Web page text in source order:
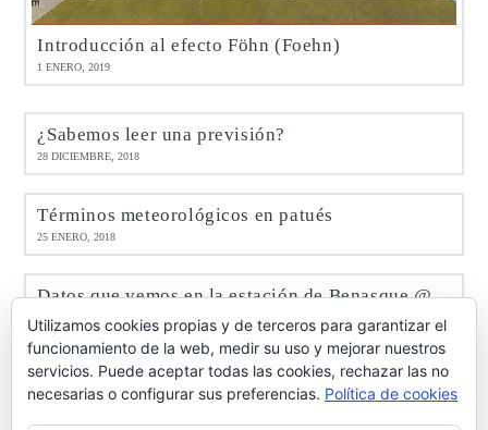
Introducción al efecto Föhn (Foehn)
1 ENERO, 2019
¿Sabemos leer una previsión?
28 DICIEMBRE, 2018
Términos meteorológicos en patués
25 ENERO, 2018
Datos que vemos en la estación de Benasque @meteobenás
9 ENERO, 2017
Octubre de 2016 en Benasque @meteobenás
7 NOVIEMBRE, 2016
Utilizamos cookies propias y de terceros para garantizar el
funcionamiento de la web, medir su uso y mejorar nuestros
servicios. Puede aceptar todas las cookies, rechazar las no
necesarias o configurar sus preferencias. Política de cookies